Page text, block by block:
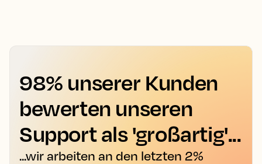
98% unserer Kunden
bewerten unseren
Support als 'großartig'...
...wir arbeiten an den letzten 2%